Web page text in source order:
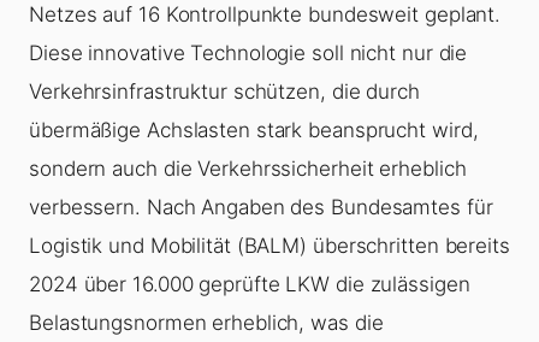
Netzes auf 16 Kontrollpunkte bundesweit geplant.
Diese innovative Technologie soll nicht nur die
Verkehrsinfrastruktur schützen, die durch
übermäßige Achslasten stark beansprucht wird,
sondern auch die Verkehrssicherheit erheblich
verbessern. Nach Angaben des Bundesamtes für
Logistik und Mobilität (BALM) überschritten bereits
2024 über 16.000 geprüfte LKW die zulässigen
Belastungsnormen erheblich, was die